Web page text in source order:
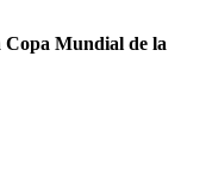
Copa Mundial de la